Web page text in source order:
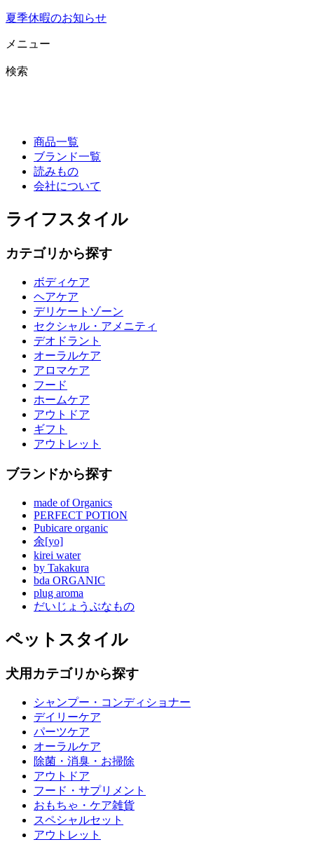
夏季休暇のお知らせ
メニュー
検索
商品一覧
ブランド一覧
読みもの
会社について
ライフスタイル
カテゴリから探す
ボディケア
ヘアケア
デリケートゾーン
セクシャル・アメニティ
デオドラント
オーラルケア
アロマケア
フード
ホームケア
アウトドア
ギフト
アウトレット
ブランドから探す
made of Organics
PERFECT POTION
Pubicare organic
余[yo]
kirei water
by Takakura
bda ORGANIC
plug aroma
だいじょうぶなもの
ペットスタイル
犬用カテゴリから探す
シャンプー・コンディショナー
デイリーケア
パーツケア
オーラルケア
除菌・消臭・お掃除
アウトドア
フード・サプリメント
おもちゃ・ケア雑貨
スペシャルセット
アウトレット